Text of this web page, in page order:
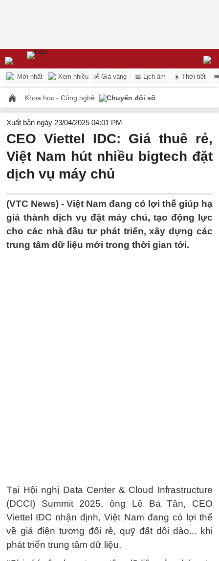
Mới nhất Xem nhiều 💰 Giá vàng 📅 Lịch âm ☀️ Thời tiết
Khoa học - Công nghệ Chuyển đổi số
Xuất bản ngày 23/04/2025 04:01 PM
CEO Viettel IDC: Giá thuê rẻ,
Việt Nam hút nhiều bigtech đặt
dịch vụ máy chủ
(VTC News) - Việt Nam đang có lợi thế giúp hạ
giá thành dịch vụ đặt máy chủ, tạo động lực
cho các nhà đầu tư phát triển, xây dựng các
trung tâm dữ liệu mới trong thời gian tới.
Tại Hội nghị Data Center & Cloud Infrastructure
(DCCI) Summit 2025, ông Lê Bá Tân, CEO
Viettel IDC nhận định, Việt Nam đang có lợi thế
về giá điện tương đối rẻ, quỹ đất dồi dào... khi
phát triển trung tâm dữ liệu.